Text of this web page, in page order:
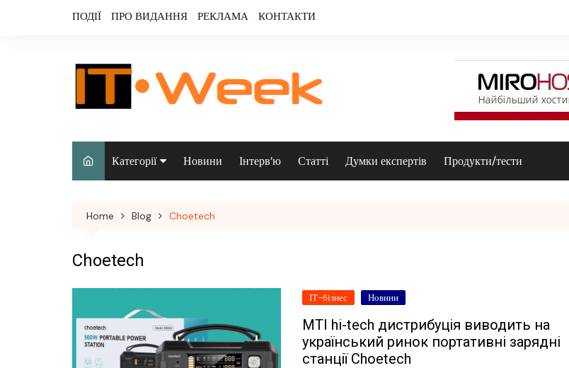
ПОДІЇ ПРО ВИДАННЯ РЕКЛАМА КОНТАКТИ
Категорії
Аудіо & відео
Безпека
ІТ-бізнес
Консалтинг
Новини Інтерв’ю Статті Думки експертів Продукти/тести
Home Blog Choetech
Choetech
ІТ-бізнес Новини
MTI hi-tech дистрибуція виводить на
український ринок портативні зарядні
станції Choetech